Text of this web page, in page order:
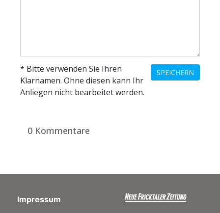
SPEICHERN
* Bitte verwenden Sie Ihren
Klarnamen. Ohne diesen kann Ihr
Anliegen nicht bearbeitet werden.
0 Kommentare
Impressum